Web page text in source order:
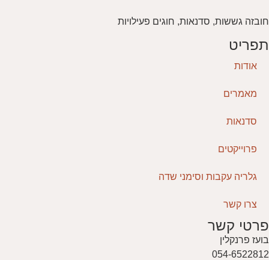
חובזה גששות, סדנאות, חוגים פעילויות
תפריט
אודות
מאמרים
סדנאות
פרוייקטים
גלריה עקבות וסימני שדה
צרו קשר
פרטי קשר
בועז פרנקלין
054-6522812